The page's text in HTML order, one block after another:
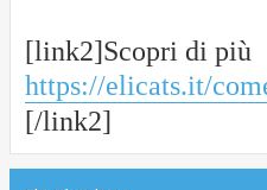
[link2]Scopri di più
https://elicats.it/
[/link2]